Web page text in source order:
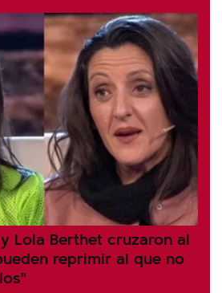
Lola Berthet cruzaron al
reprimir al que no